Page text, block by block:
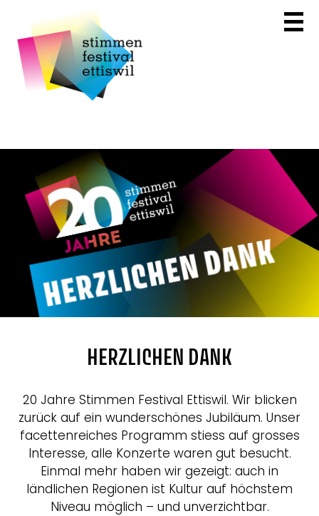
HERZLICHEN DANK
20 Jahre Stimmen Festival Ettiswil. Wir blicken
zurück auf ein wunderschönes Jubiläum. Unser
facettenreiches Programm stiess auf grosses
Interesse, alle Konzerte waren gut besucht.
Einmal mehr haben wir gezeigt: auch in
ländlichen Regionen ist Kultur auf höchstem
Niveau möglich – und unverzichtbar.